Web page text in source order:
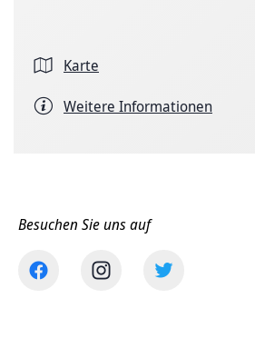
Karte
Weitere Informationen
Besuchen Sie uns auf